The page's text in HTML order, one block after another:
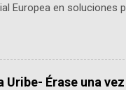
Europea en soluciones
y estudiantes.
60 ciudades, donde
En Bogotá,
Uribe- Érase una